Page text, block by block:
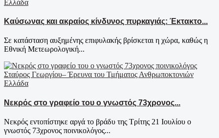
Ελλάδα
Καύσωνας και ακραίος κίνδυνος πυρκαγιάς: Έκτακτο...
Σε κατάσταση αυξημένης επιφυλακής βρίσκεται η χώρα, καθώς η
Εθνική Μετεωρολογική...
Ελλάδα
Νεκρός στο γραφείο του ο γνωστός 73χρονος...
Νεκρός εντοπίστηκε αργά το βράδυ της Τρίτης 21 Ιουλίου ο
γνωστός 73χρονος ποινικολόγος...